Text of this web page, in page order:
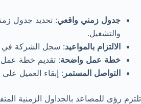
جدول زمني واقعي: تحديد جدول
والتشغيل.
الالتزام بالمواعيد: سجل الشركة في
خطة عمل واضحة: تقديم خطة عمل
التواصل المستمر : إبقاء العميل
تلتزم رؤى للمصاعد بالجداول الزمنية